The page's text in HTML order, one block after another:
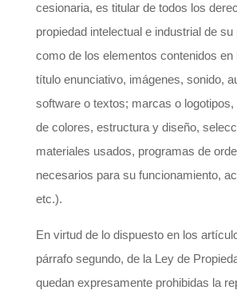
cesionaria, es titular de todos los
propiedad intelectual e industrial de
como de los elementos contenidos en
título enunciativo, imágenes, sonido,
software o textos; marcas o
de colores, estructura y diseño,
materiales usados, programas de
necesarios para su funcionamiento,
etc.).
En virtud de lo dispuesto en los
párrafo segundo, de la Ley de
quedan expresamente prohibidas la